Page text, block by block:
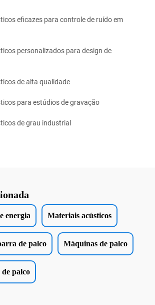
eficazes para controle de ruído em
personalizados para design de
de alta qualidade
para estúdios de gravação
de grau industrial
energia Materiais acústicos
de palco Máquinas de palco
palco